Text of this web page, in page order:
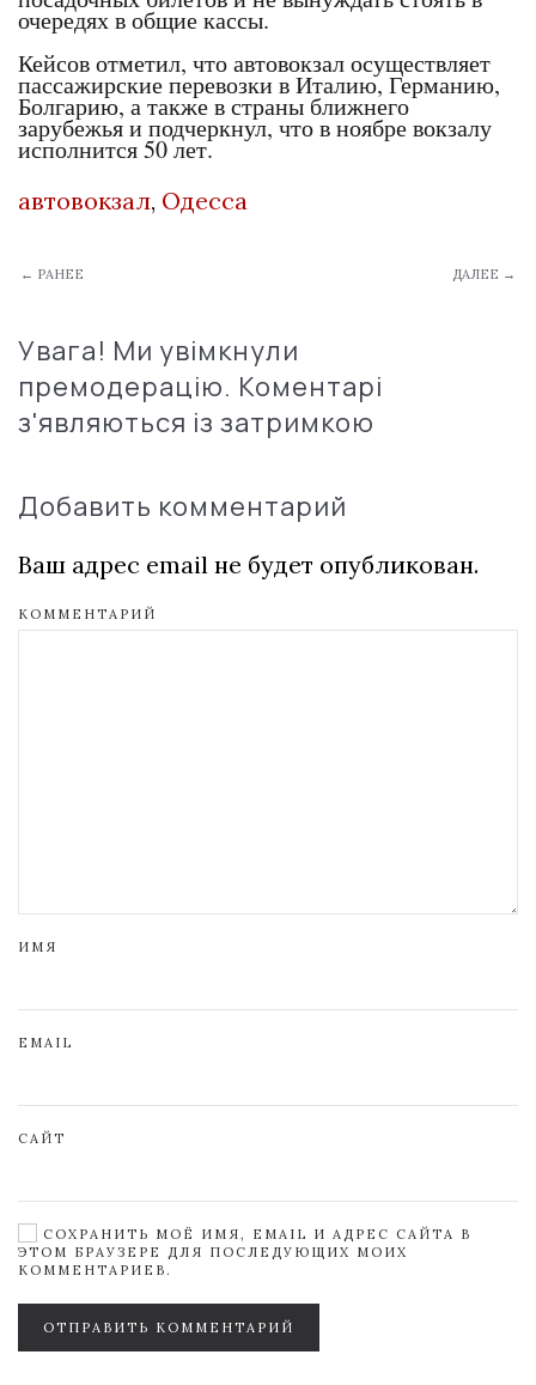
очередях в общие кассы.
Кейсов отметил, что автовокзал осуществляет
пассажирские перевозки в Италию, Германию,
Болгарию, а также в страны ближнего
зарубежья и подчеркнул, что в ноябре вокзалу
исполнится 50 лет.
автовокзал, Одесса
← РАНЕЕ ДАЛЕЕ →
Увага! Ми увімкнули
премодерацію. Коментарі
з'являються із затримкою
Добавить комментарий
Ваш адрес email не будет опубликован.
КОММЕНТАРИЙ
ИМЯ
EMAIL
САЙТ
СОХРАНИТЬ МОЁ ИМЯ, EMAIL И АДРЕС САЙТА В
ЭТОМ БРАУЗЕРЕ ДЛЯ ПОСЛЕДУЮЩИХ МОИХ
КОММЕНТАРИЕВ.
ОТПРАВИТЬ КОММЕНТАРИЙ